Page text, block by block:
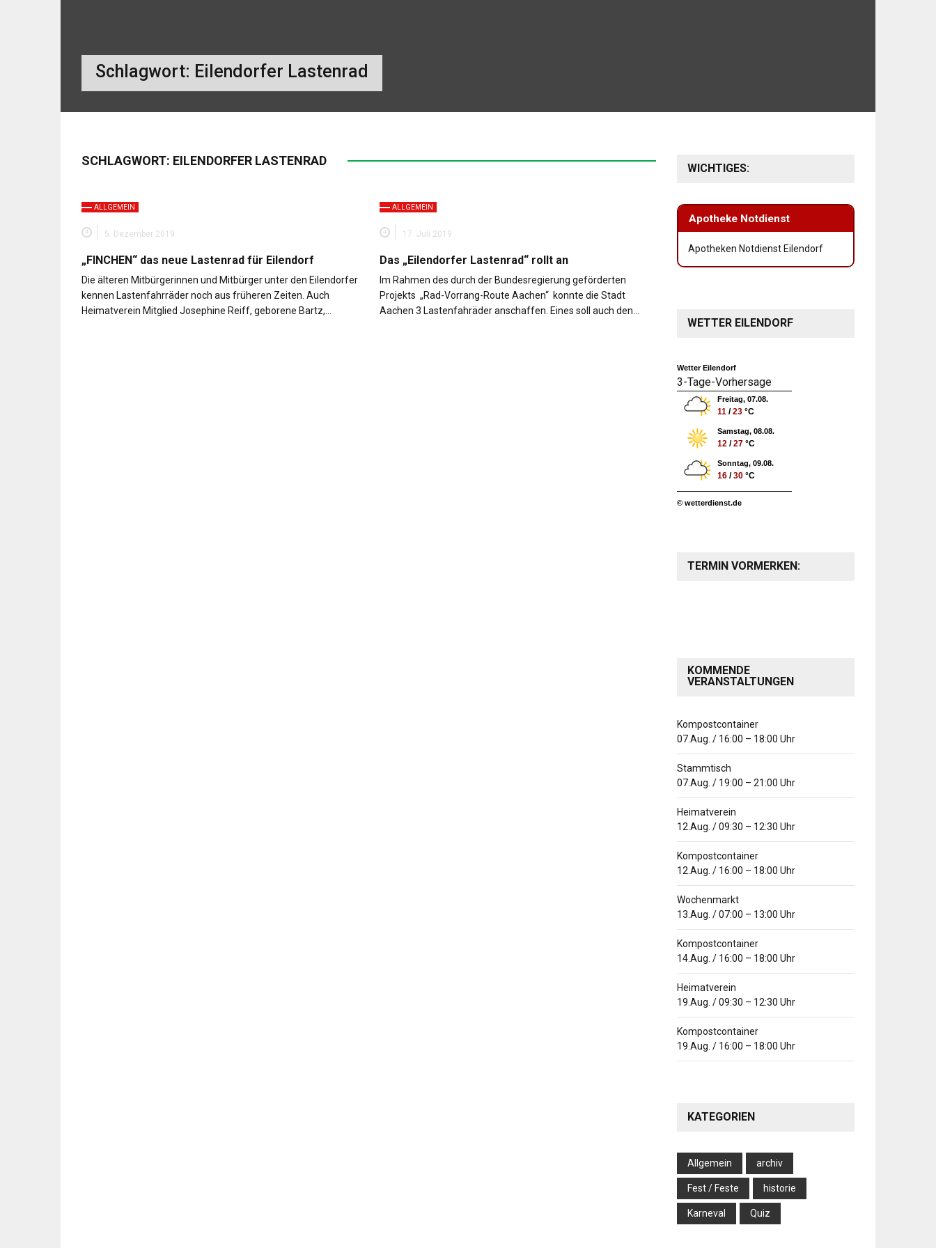
Schlagwort: Eilendorfer Lastenrad
SCHLAGWORT: EILENDORFER LASTENRAD
ALLGEMEIN
5. Dezember 2019
„FINCHEN“ das neue Lastenrad für Eilendorf
Die älteren Mitbürgerinnen und Mitbürger unter den Eilendorfer
kennen Lastenfahrräder noch aus früheren Zeiten. Auch
Heimatverein Mitglied Josephine Reiff, geborene Bartz,…
ALLGEMEIN
17. Juli 2019
Das „Eilendorfer Lastenrad“ rollt an
Im Rahmen des durch der Bundesregierung geförderten
Projekts „Rad-Vorrang-Route Aachen“ konnte die Stadt
Aachen 3 Lastenfahräder anschaffen. Eines soll auch den…
WICHTIGES:
Apotheke Notdienst
Apotheken Notdienst Eilendorf
WETTER EILENDORF
Wetter Eilendorf
3-Tage-Vorhersage
Freitag, 07.08.
11 /23 °C
Samstag, 08.08.
12 /27 °C
Sonntag, 09.08.
16 /30 °C
© wetterdienst.de
TERMIN VORMERKEN:
KOMMENDE
VERANSTALTUNGEN
Kompostcontainer
07.Aug. / 16:00 – 18:00 Uhr
Stammtisch
07.Aug. / 19:00 – 21:00 Uhr
Heimatverein
12.Aug. /09:30 – 12:30 Uhr
Kompostcontainer
12.Aug. / 16:00 – 18:00 Uhr
Wochenmarkt
13.Aug. /07:00 – 13:00 Uhr
Kompostcontainer
14.Aug. / 16:00 – 18:00 Uhr
Heimatverein
19.Aug. /09:30 – 12:30 Uhr
Kompostcontainer
19.Aug. / 16:00 – 18:00 Uhr
KATEGORIEN
Allgemein archiv
Fest / Feste historie
Karneval Quiz